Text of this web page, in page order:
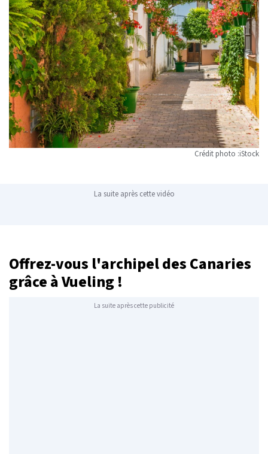
Crédit photo :iStock
La suite après cette vidéo
Offrez-vous l'archipel des Canaries
grâce à Vueling !
La suite après cette publicité